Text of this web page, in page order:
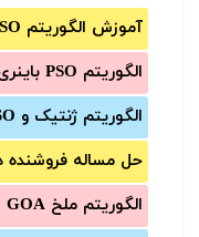
آموزش الگوریتم PSO
الگوریتم PSO باینری
الگوریتم ژنتیک و PSO
حل مساله فروشنده
الگوریتم ملخ GOA